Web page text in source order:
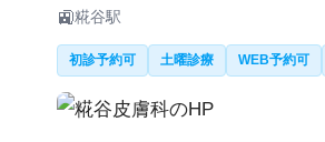
🚉糀谷駅
初診予約可 土曜診療 WEB予約可